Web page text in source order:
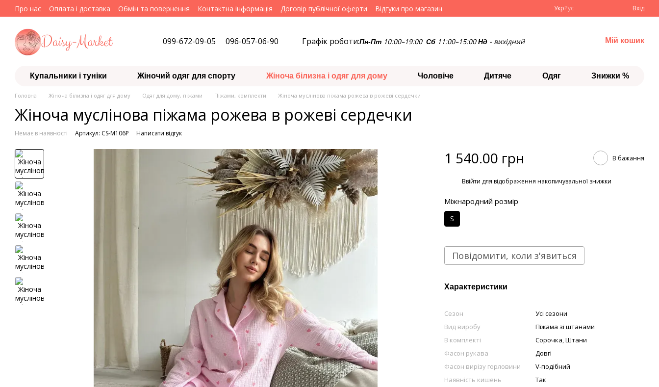
Перейти до основного контенту
Про нас Оплата і доставка Обмін та повернення Контактна інформація Договір публічної оферти Відгуки про магазин УкрРус Вхід
099-672-09-05 096-057-06-90 Графік роботи:Пн-Пт 10:00–19:00 Сб 11:00–15:00Нд - вихідний Мій кошик
Купальники і туніки Жіночий одяг для спорту Жіноча білизна і одяг для дому Чоловіче Дитяче Одяг Знижки %
Головна Жіноча білизна і одяг для дому Одяг для дому, піжами Піжами, комплекти Жіноча муслінова піжама рожева в рожеві сердечки
Жіноча муслінова піжама рожева в рожеві сердечки
Немає в наявності Артикул: CS-M106P Написати відгук
1 540.00 грн В бажання
Ввійти для відображення накопичувальної знижки
Міжнародний розмір
S
Повідомити, коли з'явиться
Характеристики
Сезон
Усі сезони
Вид виробу
Піжама зі штанами
В комплекті
Сорочка, Штани
Фасон рукава
Довгі
Фасон вирізу горловини
V-подібний
Наявність кишень
Так